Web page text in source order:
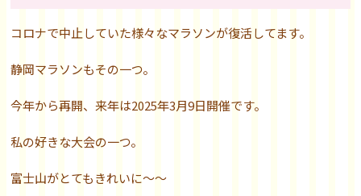
コロナで中止していた様々なマラソンが復活してます。
静岡マラソンもその一つ。
今年から再開、来年は2025年3月9日開催です。
私の好きな大会の一つ。
富士山がとてもきれいに～～